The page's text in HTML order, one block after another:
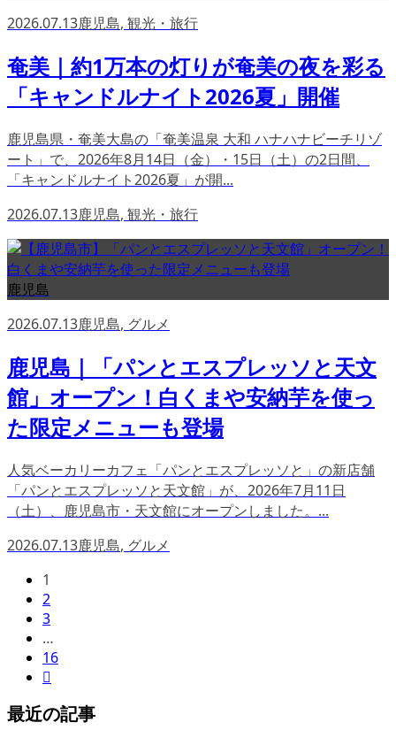
2026.07.13鹿児島, 観光・旅行
奄美｜約1万本の灯りが奄美の夜を彩る
「キャンドルナイト2026夏」開催
鹿児島県・奄美大島の「奄美温泉 大和 ハナハナビーチリゾ
ート」で、2026年8月14日（金）・15日（土）の2日間、
「キャンドルナイト2026夏」が開...
2026.07.13鹿児島, 観光・旅行
鹿児島
2026.07.13鹿児島, グルメ
鹿児島｜「パンとエスプレッソと天文
館」オープン！白くまや安納芋を使っ
た限定メニューも登場
人気ベーカリーカフェ「パンとエスプレッソと」の新店舗
「パンとエスプレッソと天文館」が、2026年7月11日
（土）、鹿児島市・天文館にオープンしました。...
2026.07.13鹿児島, グルメ
1
2
3
…
16

最近の記事